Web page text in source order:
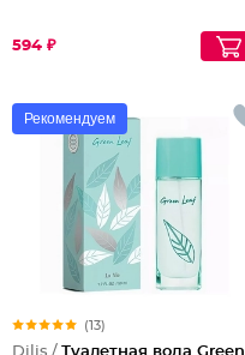
594 ₽
Рекомендуем
(13)